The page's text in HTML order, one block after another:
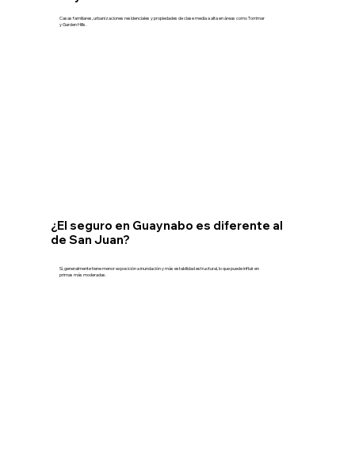
Casas familiares, urbanizaciones residenciales y propiedades de clase media a alta en áreas como Torrimar
y Garden Hills.
¿El seguro en Guaynabo es diferente al
de San Juan?
Sí, generalmente tiene menor exposición a inundación y más estabilidad estructural, lo que puede influir en
primas más moderadas.